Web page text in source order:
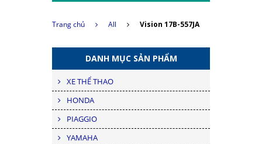
Trang chủ All Vision 17B-557JA
DANH MỤC SẢN PHẨM
XE THỂ THAO
HONDA
PIAGGIO
YAMAHA